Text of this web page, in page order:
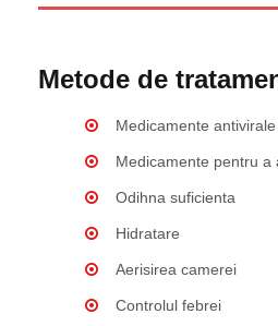
Metode de
Medicamente antivirale
Medicamente pentru a
Odihna suficienta
Hidratare
Aerisirea camerei
Controlul febrei